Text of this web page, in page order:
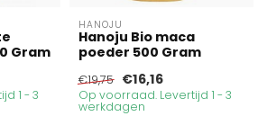
Gram
1 - 3
HANOJU
Hanoju Bio maca
poeder 500 Gram
€19,75 €16,16
Op voorraad. Levertijd 1 - 3
werkdagen